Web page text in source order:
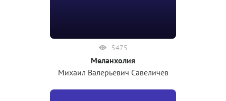
5475
Меланхолия
Михаил Валерьевич Савеличев